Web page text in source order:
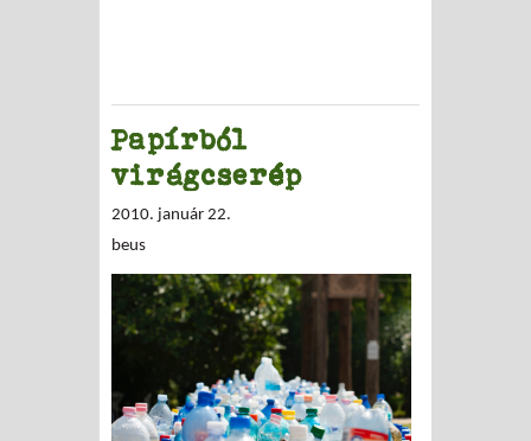
Papírból
virágcserép
2010. január 22.
beus